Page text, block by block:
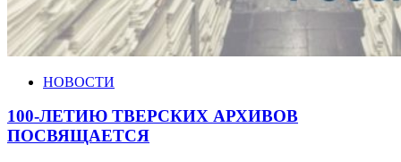
НОВОСТИ
100-ЛЕТИЮ ТВЕРСКИХ АРХИВОВ
ПОСВЯЩАЕТСЯ